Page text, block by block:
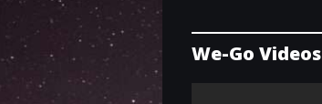
We-Go Videos